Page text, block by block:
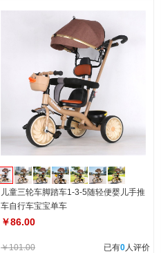
儿童三轮车脚踏车1-3-5随轻便婴儿手推
车自行车宝宝单车
￥86.00
￥101.00 已有0人评价